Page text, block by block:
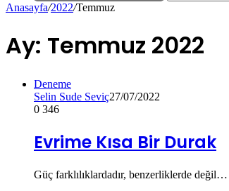
Anasayfa/2022/Temmuz
Ay: Temmuz 2022
Deneme
Selin Sude Seviç27/07/2022
0 346
Evrime Kısa Bir Durak
Güç farklılıklardadır, benzerliklerde